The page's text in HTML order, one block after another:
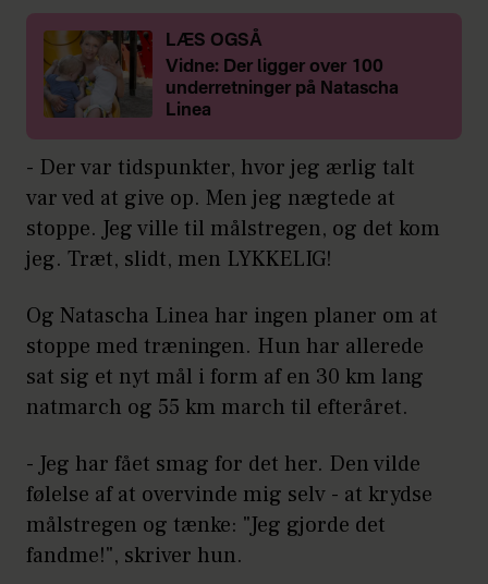
LÆS OGSÅ
Vidne: Der ligger over 100
underretninger på Natascha
Linea
- Der var tidspunkter, hvor jeg ærlig talt
var ved at give op. Men jeg nægtede at
stoppe. Jeg ville til målstregen, og det kom
jeg. Træt, slidt, men LYKKELIG!
Og Natascha Linea har ingen planer om at
stoppe med træningen. Hun har allerede
sat sig et nyt mål i form af en 30 km lang
natmarch og 55 km march til efteråret.
- Jeg har fået smag for det her. Den vilde
følelse af at overvinde mig selv - at krydse
målstregen og tænke: "Jeg gjorde det
fandme!", skriver hun.